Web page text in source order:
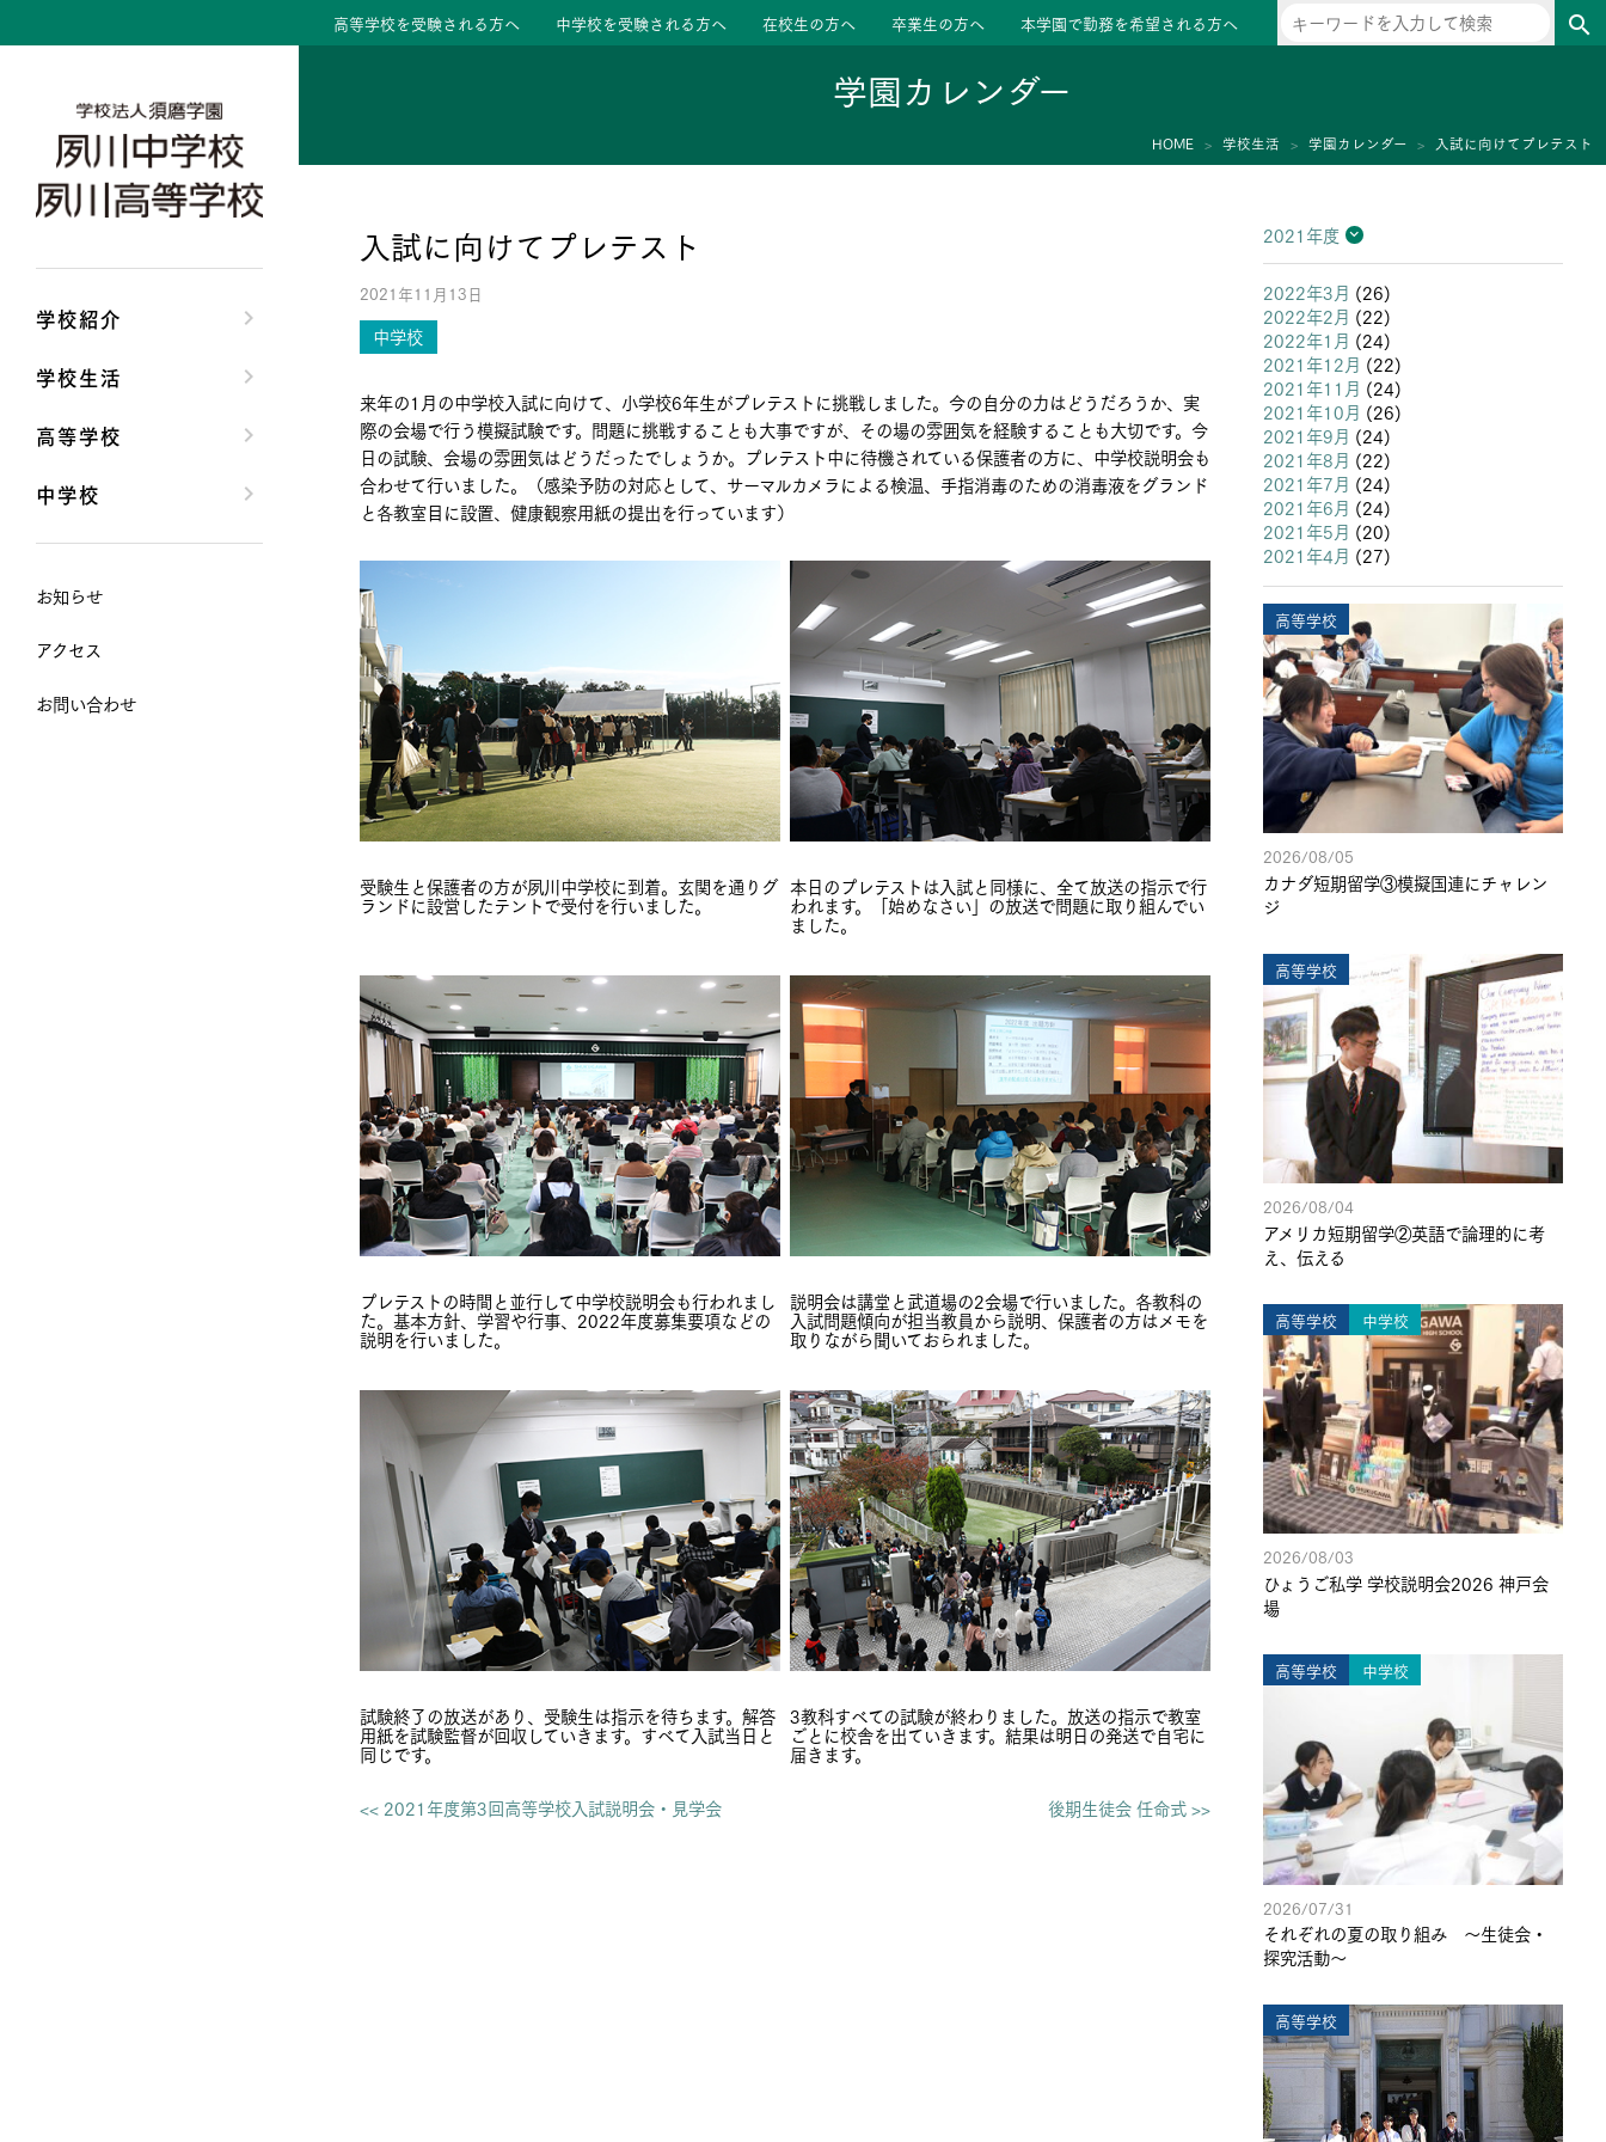
高等学校を受験される方へ 中学校を受験される方へ 在校生の方へ 卒業生の方へ 本学園で勤務を希望される方へ search
学園カレンダー
HOME 学校生活 学園カレンダー 入試に向けてプレテスト
入試に向けてプレテスト
2021年11月13日
中学校
来年の1月の中学校入試に向けて、小学校6年生がプレテストに挑戦しました。今の自分の力はどうだろうか、実
際の会場で行う模擬試験です。問題に挑戦することも大事ですが、その場の雰囲気を経験することも大切です。今
日の試験、会場の雰囲気はどうだったでしょうか。プレテスト中に待機されている保護者の方に、中学校説明会も
合わせて行いました。（感染予防の対応として、サーマルカメラによる検温、手指消毒のための消毒液をグランド
と各教室目に設置、健康観察用紙の提出を行っています）
受験生と保護者の方が夙川中学校に到着。玄関を通りグ
ランドに設営したテントで受付を行いました。
本日のプレテストは入試と同様に、全て放送の指示で行
われます。「始めなさい」の放送で問題に取り組んでい
ました。
プレテストの時間と並行して中学校説明会も行われまし
た。基本方針、学習や行事、2022年度募集要項などの
説明を行いました。
説明会は講堂と武道場の2会場で行いました。各教科の
入試問題傾向が担当教員から説明、保護者の方はメモを
取りながら聞いておられました。
試験終了の放送があり、受験生は指示を待ちます。解答
用紙を試験監督が回収していきます。すべて入試当日と
同じです。
3教科すべての試験が終わりました。放送の指示で教室
ごとに校舎を出ていきます。結果は明日の発送で自宅に
届きます。
<< 2021年度第3回高等学校入試説明会・見学会
後期生徒会 任命式 >>
2021年度
2026年度
2025年度
2024年度
2023年度
2022年度
2021年度
2020年度
2019年度
2018年度
2017年度
2016年度
2015年度
2014年度
2013年度
2022年3月 (26)
2022年2月 (22)
2022年1月 (24)
2021年12月 (22)
2021年11月 (24)
2021年10月 (26)
2021年9月 (24)
2021年8月 (22)
2021年7月 (24)
2021年6月 (24)
2021年5月 (20)
2021年4月 (27)
高等学校
2026/08/05
カナダ短期留学③模擬国連にチャレン
ジ
高等学校
2026/08/04
アメリカ短期留学②英語で論理的に考
え、伝える
高等学校 中学校
2026/08/03
ひょうご私学 学校説明会2026 神戸会
場
高等学校 中学校
2026/07/31
それぞれの夏の取り組み ～生徒会・
探究活動～
高等学校
学校紹介
学校生活
高等学校
中学校
お知らせ
アクセス
お問い合わせ
安心して任せられる学校
沿革
大学合格実績
夙川ブログ
制服紹介
高校の教育方針／特色
特進コース／進学コース
先輩たちの声・生徒たちの声
中学校の教育方針／特色
Aコース／Bコース
先輩たちの声・生徒たちの声